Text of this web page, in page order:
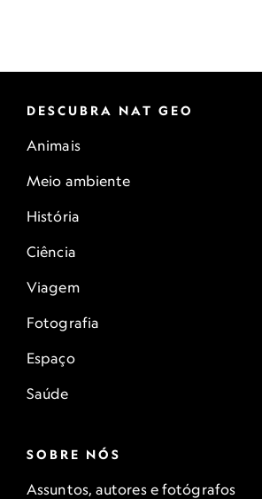
DESCUBRA NAT GEO
Animais
Meio ambiente
História
Ciência
Viagem
Fotografia
Espaço
Saúde
SOBRE NÓS
Assuntos, autores e fotógrafos